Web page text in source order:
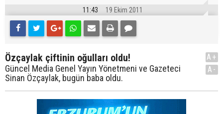
11:43 19 Ekim 2011
Özçaylak çiftinin oğulları oldu!
Güncel Media Genel Yayın Yönetmeni ve Gazeteci
Sinan Özçaylak, bugün baba oldu.
A+
A-